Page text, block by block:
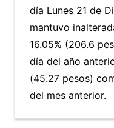
día Lunes 21 de
mantuvo
16.05% (206.6
día del año
(45.27 pesos)
del mes anterior.